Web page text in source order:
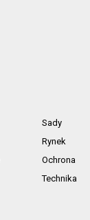
Sady
Rynek
Ochrona
Technika